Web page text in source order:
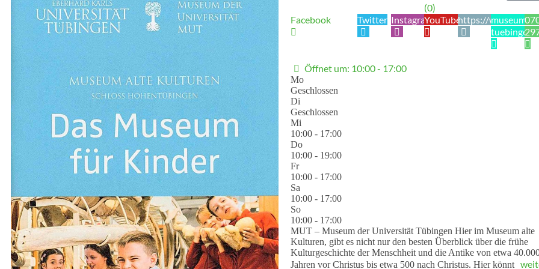
(0)
Facebook
Twitter InstagramYouTubehttps://
Öffnet um: 10:00 - 17:00
Mo
Geschlossen
Di
Geschlossen
Mi
10:00 - 17:00
Do
10:00 - 19:00
Fr
10:00 - 17:00
Sa
10:00 - 17:00
So
10:00 - 17:00
MUT – Museum der Universität Tübingen Hier im Museum alte
Kulturen, gibt es nicht nur den besten Überblick über die frühe
Kulturgeschichte der Menschheit und die Antike von etwa
Jahren vor Christus bis etwa 500 nach Christus. Hier könnt